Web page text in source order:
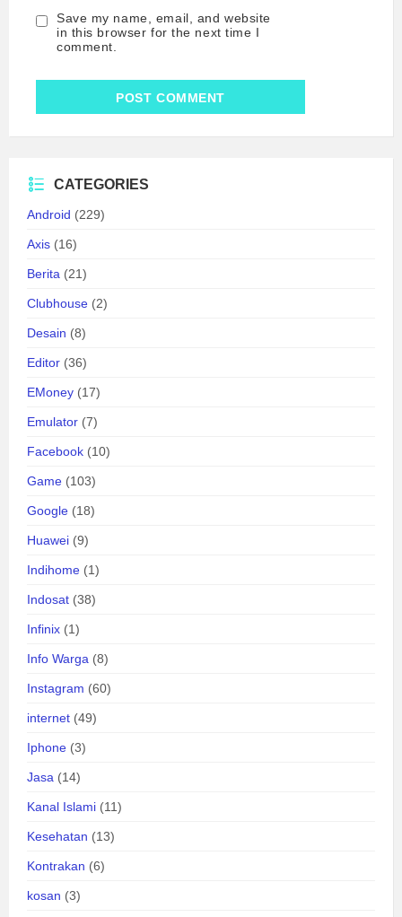
Save my name, email, and website
in this browser for the next time I
comment.
CATEGORIES
Android (229)
Axis (16)
Berita (21)
Clubhouse (2)
Desain (8)
Editor (36)
EMoney (17)
Emulator (7)
Facebook (10)
Game (103)
Google (18)
Huawei (9)
Indihome (1)
Indosat (38)
Infinix (1)
Info Warga (8)
Instagram (60)
internet (49)
Iphone (3)
Jasa (14)
Kanal Islami (11)
Kesehatan (13)
Kontrakan (6)
kosan (3)